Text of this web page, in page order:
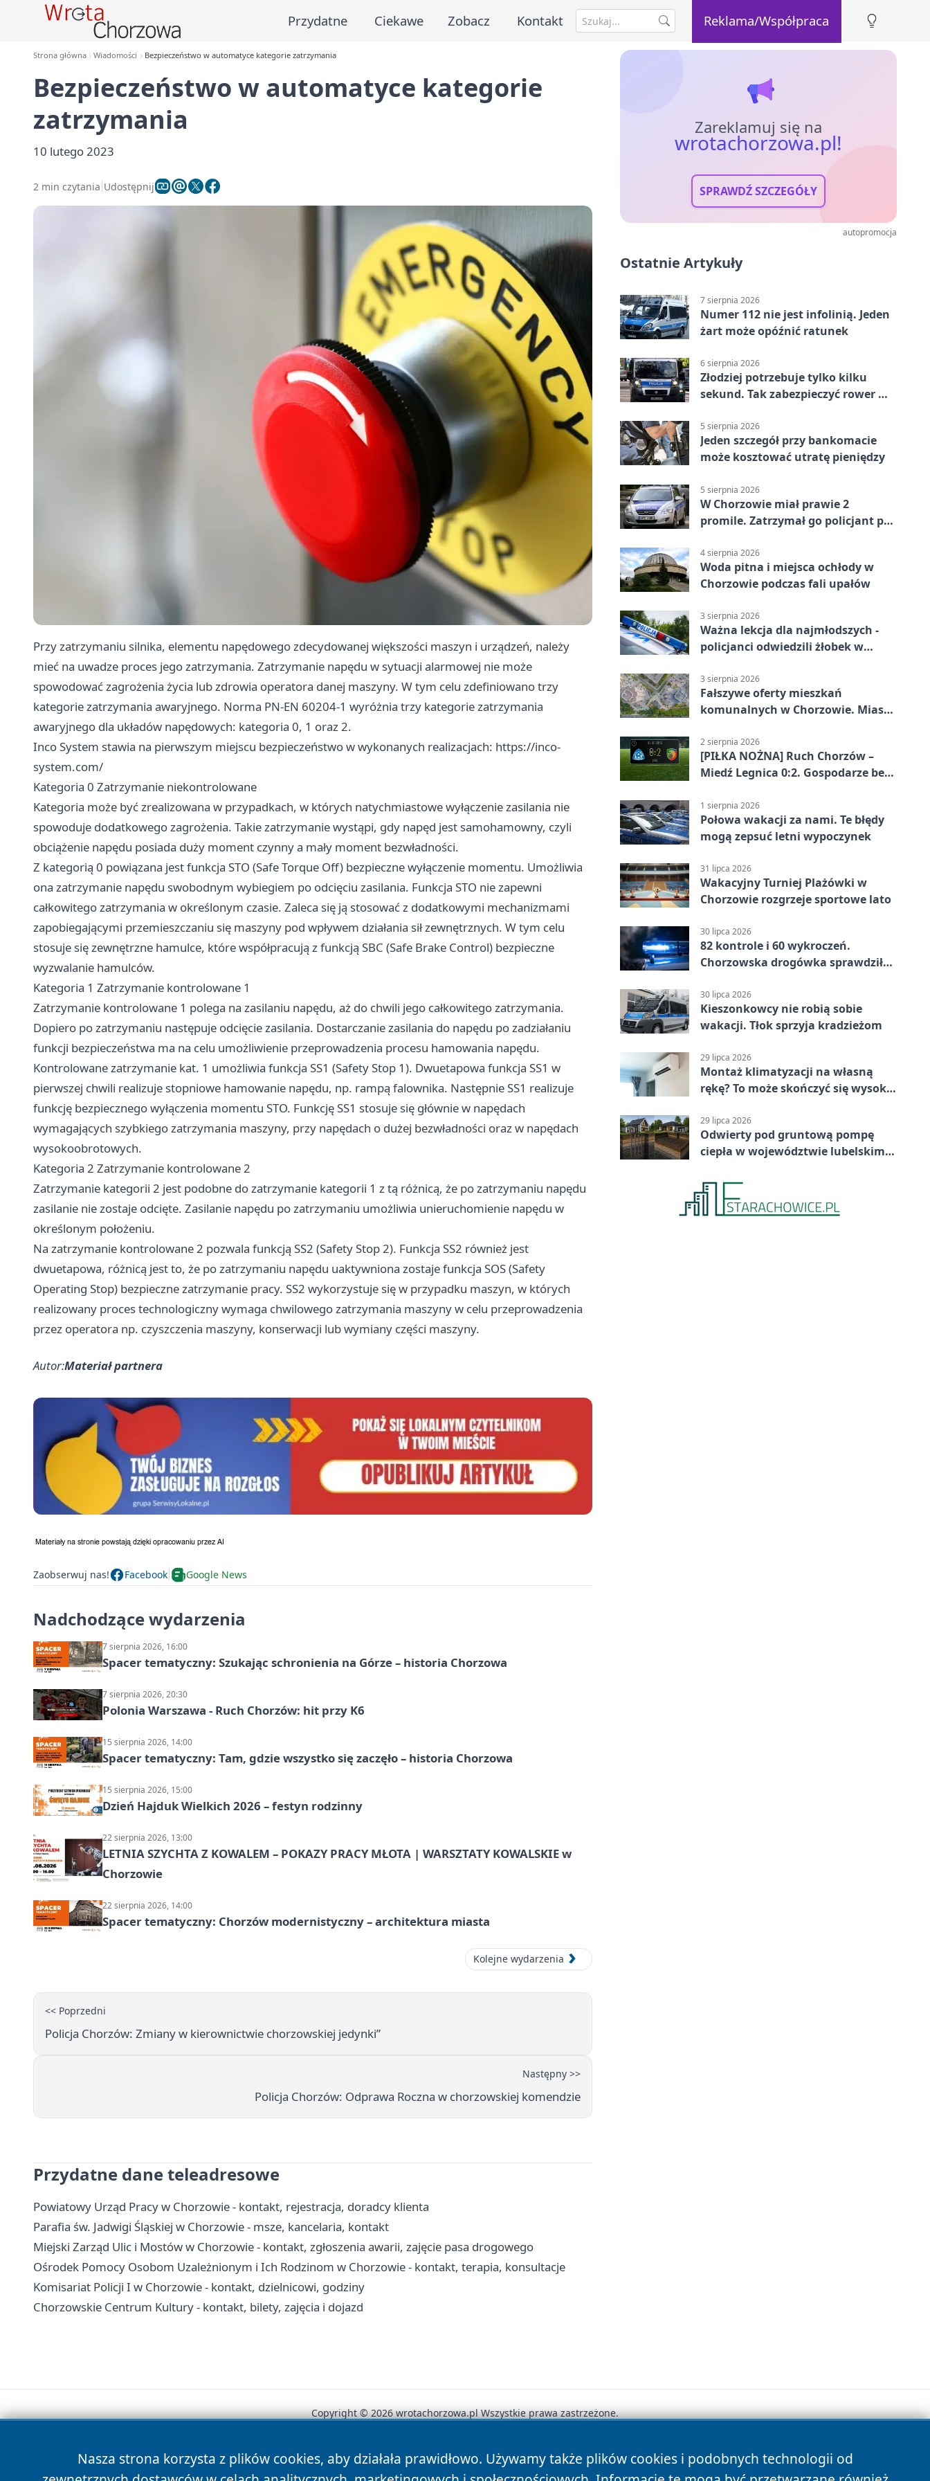
Przydatne Ciekawe Zobacz Kontakt Reklama/Współpraca
Strona główna Wiadomości Bezpieczeństwo w automatyce kategorie zatrzymania
Bezpieczeństwo w automatyce kategorie
zatrzymania
10 lutego 2023
2 min czytania Udostępnij
Przy zatrzymaniu silnika, elementu napędowego zdecydowanej większości maszyn i urządzeń, należy
mieć na uwadze proces jego zatrzymania. Zatrzymanie napędu w sytuacji alarmowej nie może
spowodować zagrożenia życia lub zdrowia operatora danej maszyny. W tym celu zdefiniowano trzy
kategorie zatrzymania awaryjnego. Norma PN-EN 60204-1 wyróżnia trzy kategorie zatrzymania
awaryjnego dla układów napędowych: kategoria 0, 1 oraz 2.
Inco System stawia na pierwszym miejscu bezpieczeństwo w wykonanych realizacjach: https://inco-
system.com/
Kategoria 0 Zatrzymanie niekontrolowane
Kategoria może być zrealizowana w przypadkach, w których natychmiastowe wyłączenie zasilania nie
spowoduje dodatkowego zagrożenia. Takie zatrzymanie wystąpi, gdy napęd jest samohamowny, czyli
obciążenie napędu posiada duży moment czynny a mały moment bezwładności.
Z kategorią 0 powiązana jest funkcja STO (Safe Torque Off) bezpieczne wyłączenie momentu. Umożliwia
ona zatrzymanie napędu swobodnym wybiegiem po odcięciu zasilania. Funkcja STO nie zapewni
całkowitego zatrzymania w określonym czasie. Zaleca się ją stosować z dodatkowymi mechanizmami
zapobiegającymi przemieszczaniu się maszyny pod wpływem działania sił zewnętrznych. W tym celu
stosuje się zewnętrzne hamulce, które współpracują z funkcją SBC (Safe Brake Control) bezpieczne
wyzwalanie hamulców.
Kategoria 1 Zatrzymanie kontrolowane 1
Zatrzymanie kontrolowane 1 polega na zasilaniu napędu, aż do chwili jego całkowitego zatrzymania.
Dopiero po zatrzymaniu następuje odcięcie zasilania. Dostarczanie zasilania do napędu po zadziałaniu
funkcji bezpieczeństwa ma na celu umożliwienie przeprowadzenia procesu hamowania napędu.
Kontrolowane zatrzymanie kat. 1 umożliwia funkcja SS1 (Safety Stop 1). Dwuetapowa funkcja SS1 w
pierwszej chwili realizuje stopniowe hamowanie napędu, np. rampą falownika. Następnie SS1 realizuje
funkcję bezpiecznego wyłączenia momentu STO. Funkcję SS1 stosuje się głównie w napędach
wymagających szybkiego zatrzymania maszyny, przy napędach o dużej bezwładności oraz w napędach
wysokoobrotowych.
Kategoria 2 Zatrzymanie kontrolowane 2
Zatrzymanie kategorii 2 jest podobne do zatrzymanie kategorii 1 z tą różnicą, że po zatrzymaniu napędu
zasilanie nie zostaje odcięte. Zasilanie napędu po zatrzymaniu umożliwia unieruchomienie napędu w
określonym położeniu.
Na zatrzymanie kontrolowane 2 pozwala funkcją SS2 (Safety Stop 2). Funkcja SS2 również jest
dwuetapowa, różnicą jest to, że po zatrzymaniu napędu uaktywniona zostaje funkcja SOS (Safety
Operating Stop) bezpieczne zatrzymanie pracy. SS2 wykorzystuje się w przypadku maszyn, w których
realizowany proces technologiczny wymaga chwilowego zatrzymania maszyny w celu przeprowadzenia
przez operatora np. czyszczenia maszyny, konserwacji lub wymiany części maszyny.
Autor:Materiał partnera
Zaobserwuj nas! Facebook Google News
Nadchodzące wydarzenia
7 sierpnia 2026, 16:00
Spacer tematyczny: Szukając schronienia na Górze – historia Chorzowa
7 sierpnia 2026, 20:30
Polonia Warszawa - Ruch Chorzów: hit przy K6
15 sierpnia 2026, 14:00
Spacer tematyczny: Tam, gdzie wszystko się zaczęło – historia Chorzowa
15 sierpnia 2026, 15:00
Dzień Hajduk Wielkich 2026 – festyn rodzinny
22 sierpnia 2026, 13:00
LETNIA SZYCHTA Z KOWALEM – POKAZY PRACY MŁOTA | WARSZTATY KOWALSKIE w
Chorzowie
22 sierpnia 2026, 14:00
Spacer tematyczny: Chorzów modernistyczny – architektura miasta
Kolejne wydarzenia
<< Poprzedni
Policja Chorzów: Zmiany w kierownictwie chorzowskiej jedynki”
Następny >>
Policja Chorzów: Odprawa Roczna w chorzowskiej komendzie
Przydatne dane teleadresowe
Powiatowy Urząd Pracy w Chorzowie - kontakt, rejestracja, doradcy klienta
Parafia św. Jadwigi Śląskiej w Chorzowie - msze, kancelaria, kontakt
Miejski Zarząd Ulic i Mostów w Chorzowie - kontakt, zgłoszenia awarii, zajęcie pasa drogowego
Ośrodek Pomocy Osobom Uzależnionym i Ich Rodzinom w Chorzowie - kontakt, terapia, konsultacje
Komisariat Policji I w Chorzowie - kontakt, dzielnicowi, godziny
Chorzowskie Centrum Kultury - kontakt, bilety, zajęcia i dojazd
Zareklamuj się na
wrotachorzowa.pl!
SPRAWDŹ SZCZEGÓŁY
autopromocja
Ostatnie Artykuły
7 sierpnia 2026
Numer 112 nie jest infolinią. Jeden
żart może opóźnić ratunek
6 sierpnia 2026
Złodziej potrzebuje tylko kilku
sekund. Tak zabezpieczyć rower w
5 sierpnia 2026
Jeden szczegół przy bankomacie
może kosztować utratę pieniędzy
5 sierpnia 2026
W Chorzowie miał prawie 2
promile. Zatrzymał go policjant po
4 sierpnia 2026
Woda pitna i miejsca ochłody w
Chorzowie podczas fali upałów
3 sierpnia 2026
Ważna lekcja dla najmłodszych -
policjanci odwiedzili żłobek w
3 sierpnia 2026
Fałszywe oferty mieszkań
komunalnych w Chorzowie. Miasto
2 sierpnia 2026
[PIŁKA NOŻNA] Ruch Chorzów –
Miedź Legnica 0:2. Gospodarze bez
1 sierpnia 2026
Połowa wakacji za nami. Te błędy
mogą zepsuć letni wypoczynek
31 lipca 2026
Wakacyjny Turniej Plażówki w
Chorzowie rozgrzeje sportowe lato
30 lipca 2026
82 kontrole i 60 wykroczeń.
Chorzowska drogówka sprawdziła
30 lipca 2026
Kieszonkowcy nie robią sobie
wakacji. Tłok sprzyja kradzieżom
29 lipca 2026
Montaż klimatyzacji na własną
rękę? To może skończyć się wysoką
29 lipca 2026
Odwierty pod gruntową pompę
ciepła w województwie lubelskim -
Nasza strona korzysta z plików cookies, aby działała prawidłowo. Używamy także plików cookies i podobnych technologii od
Copyright © 2026 wrotachorzowa.pl Wszystkie prawa zastrzeżone.
News Autorzy Polityka Prywatności Polityka Cookies